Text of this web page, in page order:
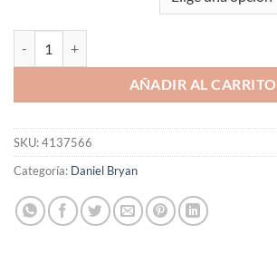
AÑADIR AL CARRITO
SKU:4137566
Categoría: Daniel Bryan